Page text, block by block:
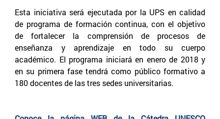
Esta iniciativa será ejecutada por la UPS en calidad
de programa de formación continua, con el objetivo
de fortalecer la comprensión de procesos de
enseñanza y aprendizaje en todo su cuerpo
académico. El programa iniciará en enero de 2018 y
en su primera fase tendrá como público formativo a
180 docentes de las tres sedes universitarias.